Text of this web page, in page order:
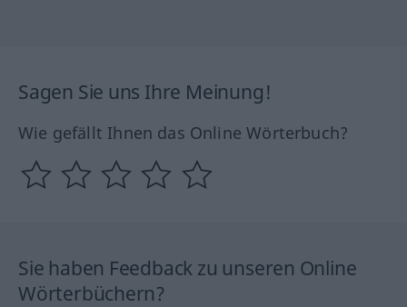
Sagen Sie uns Ihre Meinung!
Wie gefällt Ihnen das Online Wörterbuch?
Sie haben Feedback zu unseren Online
Wörterbüchern?